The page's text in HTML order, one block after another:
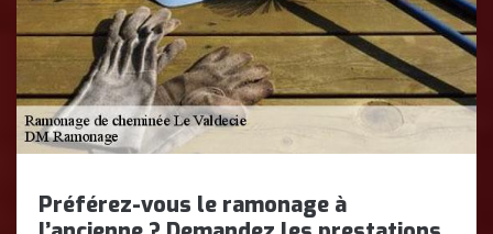
Préférez-vous le ramonage à